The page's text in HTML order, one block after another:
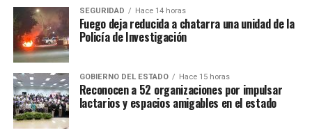
SEGURIDAD Hace 14 horas
Fuego deja reducida a chatarra una unidad de la
Policía de Investigación
GOBIERNO DEL ESTADO Hace 15 horas
Reconocen a 52 organizaciones por impulsar
lactarios y espacios amigables en el estado